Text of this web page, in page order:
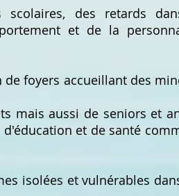
scolaires, des retards
et de la
foyers accueillant des
mais aussi de seniors et
et de santé
isolées et vulnérables